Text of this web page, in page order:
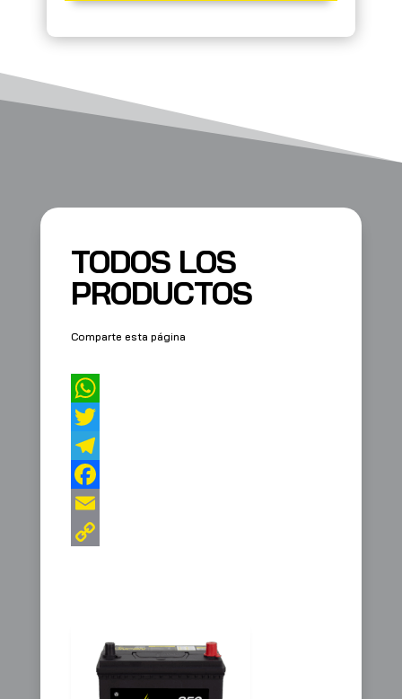
TODOS LOS
PRODUCTOS
Comparte esta página